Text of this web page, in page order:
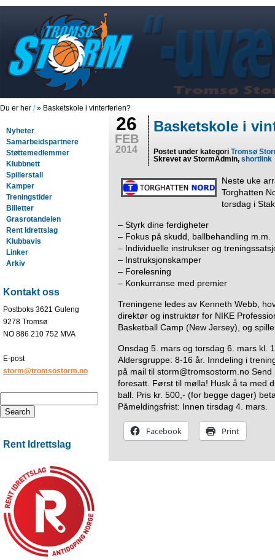
Du er her /» Basketskole i vinterferien?
Nyheter
Samarbeidspartnere
Støttemedlemmer
Klubbnett
Spillerstall
Kamper
Treningstider
Billetter
Grasrotandelen
Rent Idrettslag
Klubbavis
Linker
Arkiv
Kontakt oss
Postboks 3621 Guleng
9278 Tromsø
NO 886 210 752 MVA
E-post
storm@tromsostorm.no
Rent Idrettslag
26
FEB
2014
Basketskole i
Postet under kategoriTromsø
Skrevet av StormAdmin,shortlink
Neste uke
Torghatten
torsdag i
– Styrk dine ferdigheter
– Fokus på skudd, ballbehandling m.m.
– Individuelle instrukser og
– Instruksjonskamper
– Forelesning
– Konkurranse med premier
Treningene ledes av Kenneth Webb,
direktør og instruktør for NIKE
Basketball Camp (New Jersey), og
Onsdag 5. mars og torsdag 6. mars kl.
Aldersgruppe: 8-16 år. Inndeling i
på mail til storm@tromsostorm.no
foresatt. Først til mølla! Husk å ta med
ball. Pris kr. 500,- (for begge dager)
Påmeldingsfrist: Innen tirsdag 4. mars.
Facebook Print